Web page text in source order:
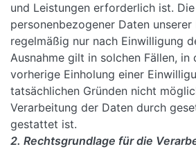
und Leistungen erforderlich ist.
personenbezogener Daten
regelmäßig nur nach Einwilligung
Ausnahme gilt in solchen Fällen, in
vorherige Einholung einer
tatsächlichen Gründen nicht
Verarbeitung der Daten durch
gestattet ist.
2. Rechtsgrundlage für die